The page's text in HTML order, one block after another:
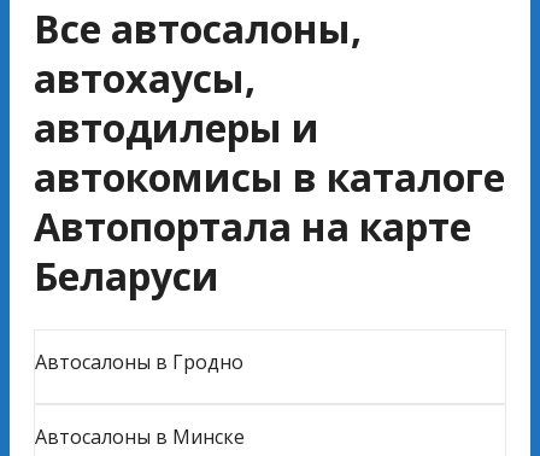
Все автосалоны,
автохаусы,
автодилеры и
автокомисы в каталоге
Автопортала на карте
Беларуси
Автосалоны в Гродно
Автосалоны в Минске